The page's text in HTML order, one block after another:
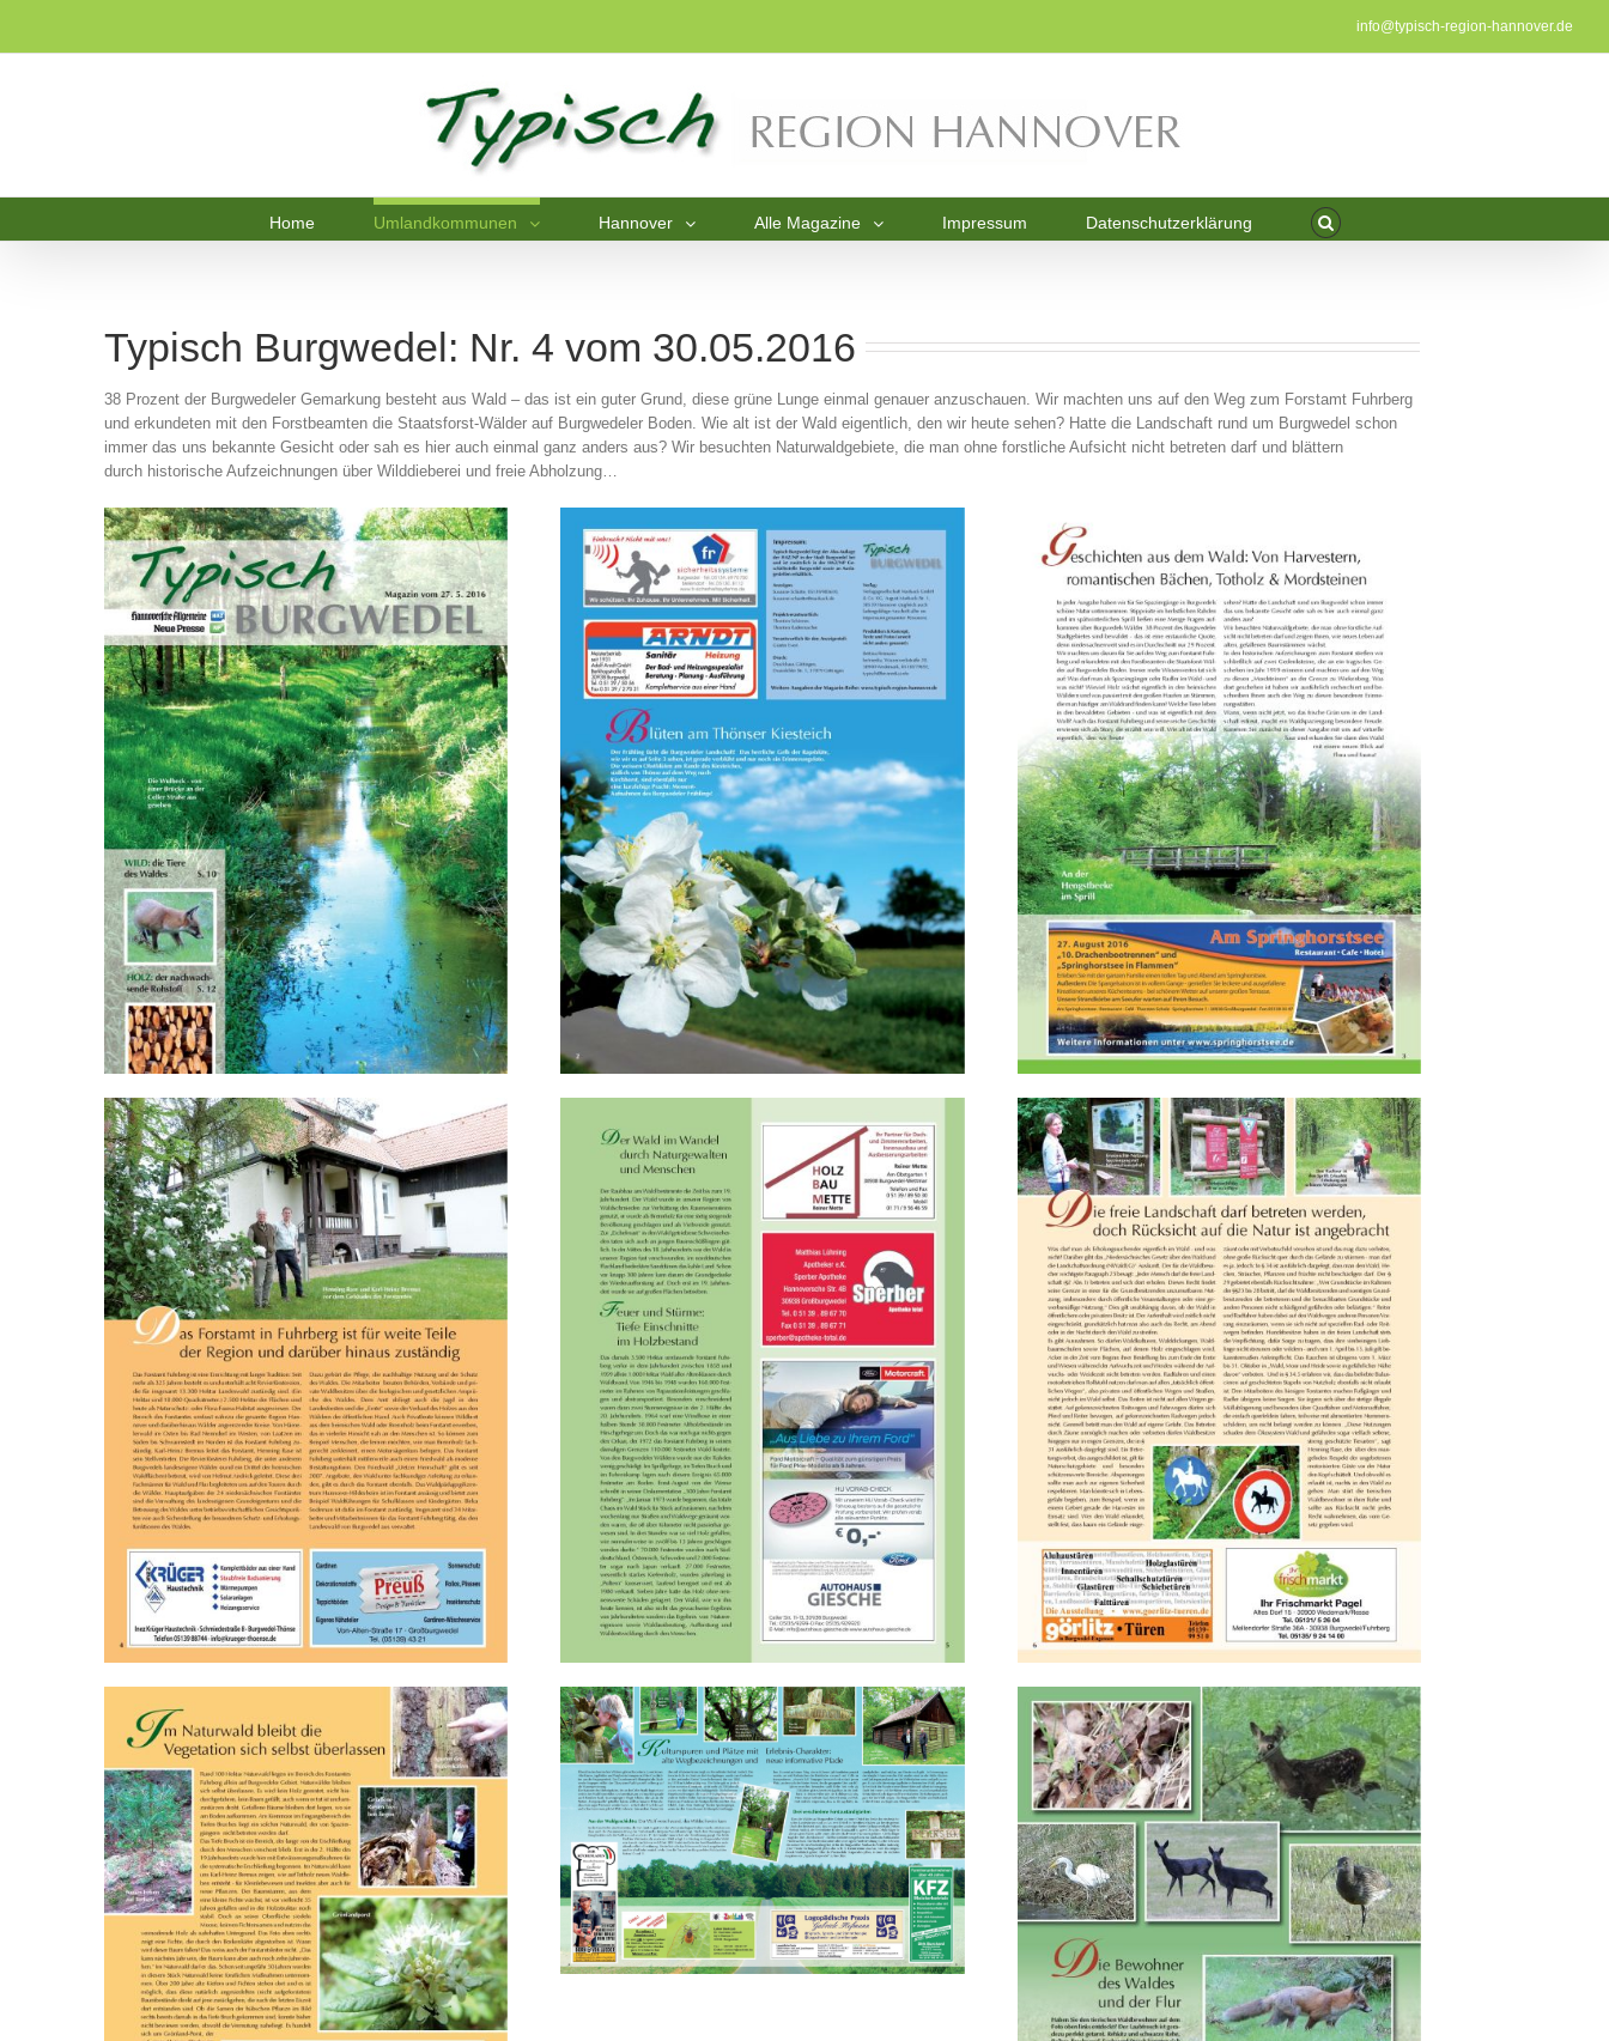
info@typisch-region-hannover.de
Home Umlandkommunen Hannover Alle Magazine Impressum Datenschutzerklärung
Typisch Burgwedel: Nr. 4 vom 30.05.2016
38 Prozent der Burgwedeler Gemarkung besteht aus Wald – das ist ein guter Grund, diese grüne Lunge einmal genauer anzuschauen. Wir machten uns auf den Weg zum Forstamt Fuhrberg
und erkundeten mit den Forstbeamten die Staatsforst-Wälder auf Burgwedeler Boden. Wie alt ist der Wald eigentlich, den wir heute sehen? Hatte die Landschaft rund um Burgwedel schon
immer das uns bekannte Gesicht oder sah es hier auch einmal ganz anders aus? Wir besuchten Naturwaldgebiete, die man ohne forstliche Aufsicht nicht betreten darf und blättern
durch historische Aufzeichnungen über Wilddieberei und freie Abholzung…